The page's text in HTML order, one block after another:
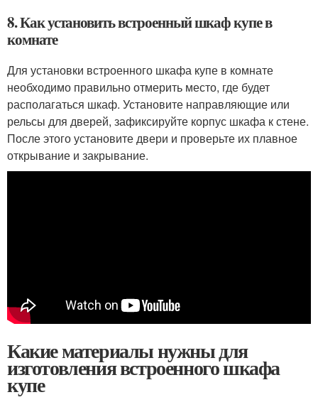
8. Как установить встроенный шкаф купе в
комнате
Для установки встроенного шкафа купе в комнате
необходимо правильно отмерить место, где будет
располагаться шкаф. Установите направляющие или
рельсы для дверей, зафиксируйте корпус шкафа к стене.
После этого установите двери и проверьте их плавное
открывание и закрывание.
Какие материалы нужны для
изготовления встроенного шкафа
купе